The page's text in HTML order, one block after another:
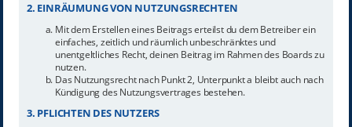
2. EINRÄUMUNG VON NUTZUNGSRECHTEN
Mit dem Erstellen eines Beitrags erteilst du dem Betreiber ein
einfaches, zeitlich und räumlich unbeschränktes und
unentgeltliches Recht, deinen Beitrag im Rahmen des Boards zu
nutzen.
Das Nutzungsrecht nach Punkt 2, Unterpunkt a bleibt auch nach
Kündigung des Nutzungsvertrages bestehen.
3. PFLICHTEN DES NUTZERS